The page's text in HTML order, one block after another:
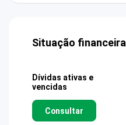
Situação financeira
Dívidas ativas e
vencidas
Consultar